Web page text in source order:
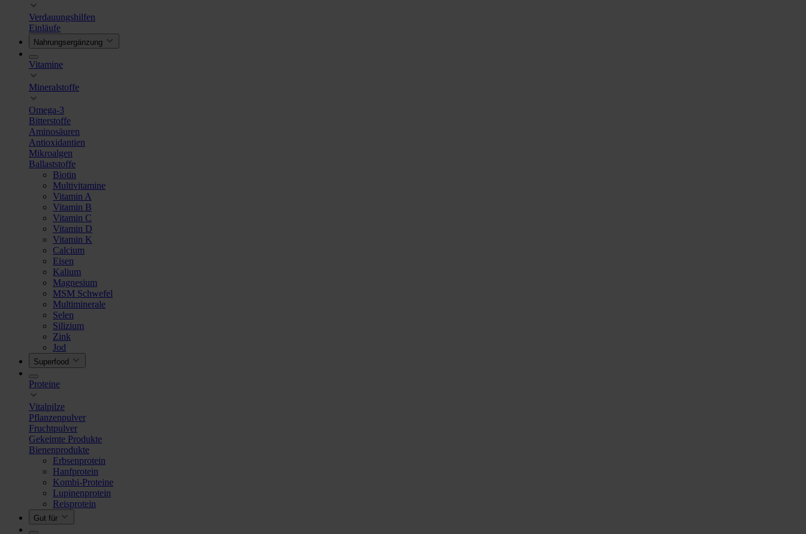
Verdauungshilfen
Einläufe
Nahrungsergänzung
Vitamine
Mineralstoffe
Omega-3
Bitterstoffe
Aminosäuren
Antioxidantien
Mikroalgen
Ballaststoffe
Biotin
Multivitamine
Vitamin A
Vitamin B
Vitamin C
Vitamin D
Vitamin K
Calcium
Eisen
Kalium
Magnesium
MSM Schwefel
Multiminerale
Selen
Silizium
Zink
Jod
Superfood
Proteine
Vitalpilze
Pflanzenpulver
Fruchtpulver
Gekeimte Produkte
Bienenprodukte
Erbsenprotein
Hanfprotein
Kombi-Proteine
Lupinenprotein
Reisprotein
Gut für